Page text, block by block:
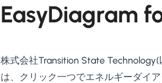
EasyDiagram
株式会社Transition State
は、クリック一つでエネルギーダイ